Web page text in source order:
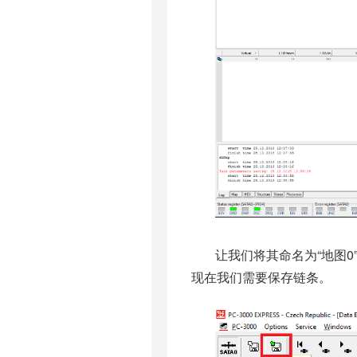
让我们将其命名为“地图
现在我们需要保存链条。